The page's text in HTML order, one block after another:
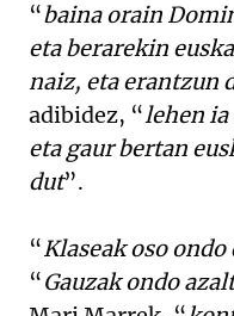
“baina orain
eta berarekin
naiz, eta erantzun
adibidez, “lehen ia
eta gaur bertan
dut”.
“Klaseak oso ondo
“Gauzak ondo